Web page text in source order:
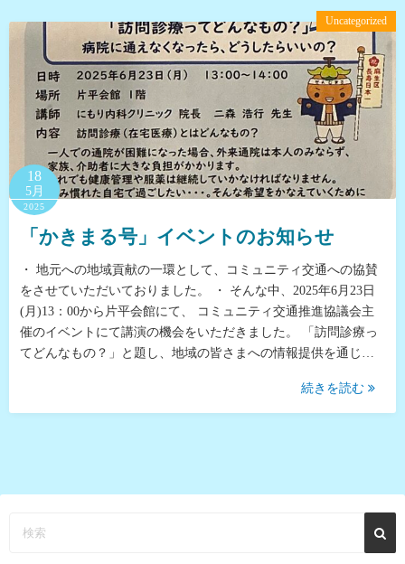
Uncategorized
18
5月
2025
「かきまる号」イベントのお知らせ
・ 地元への地域貢献の一環として、コミュニティ交通への協賛
をさせていただいておりました。 ・ そんな中、2025年6月23日
(月)13：00から片平会館にて、 コミュニティ交通推進協議会主
催のイベントにて講演の機会をいただきました。 「訪問診療っ
てどんなもの？」と題し、地域の皆さまへの情報提供を通じ…
続きを読む